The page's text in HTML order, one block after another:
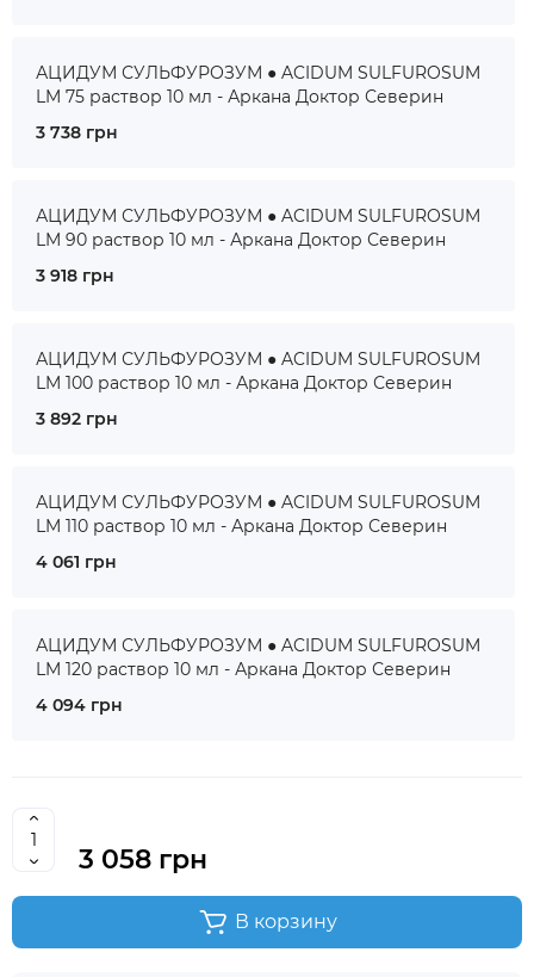
АЦИДУМ СУЛЬФУРОЗУМ ● ACIDUM SULFUROSUM
LM 75 раствор 10 мл - Аркана Доктор Северин
3 738 грн
АЦИДУМ СУЛЬФУРОЗУМ ● ACIDUM SULFUROSUM
LM 90 раствор 10 мл - Аркана Доктор Северин
3 918 грн
АЦИДУМ СУЛЬФУРОЗУМ ● ACIDUM SULFUROSUM
LM 100 раствор 10 мл - Аркана Доктор Северин
3 892 грн
АЦИДУМ СУЛЬФУРОЗУМ ● ACIDUM SULFUROSUM
LM 110 раствор 10 мл - Аркана Доктор Северин
4 061 грн
АЦИДУМ СУЛЬФУРОЗУМ ● ACIDUM SULFUROSUM
LM 120 раствор 10 мл - Аркана Доктор Северин
4 094 грн
3 058 грн
В корзину